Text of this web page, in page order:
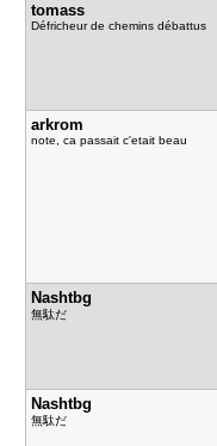
tomass
Défricheur de chemins débattus
arkrom
note, ca passait c'etait beau
Nashtbg
無駄だ
Nashtbg
無駄だ